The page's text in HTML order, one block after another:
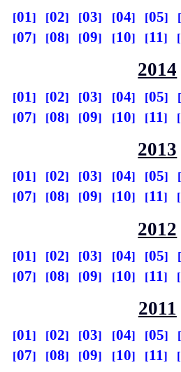
01 02 03 04 05
07
08 09 10 11
2014
01 02 03 04 05
07
08 09 10 11
2013
01 02 03 04 05
07
08 09 10 11
2012
01 02 03 04 05
07
08 09 10 11
2011
01 02 03 04 05
07
08 09 10 11